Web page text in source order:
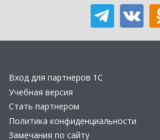
Вход для партнеров 1С
Учебная версия
Стать партнером
Политика конфиденциальности
Замечания по сайту